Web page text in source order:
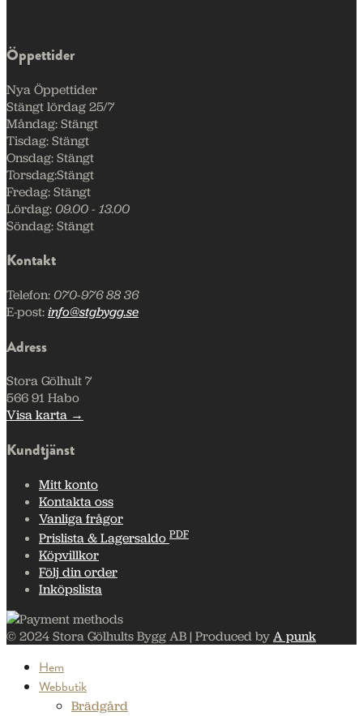
Öppettider
Nya Öppettider
Stängt lördag 25/7
Måndag:Stängt
Tisdag:Stängt
Onsdag:Stängt
Torsdag:Stängt
Fredag:Stängt
Lördag: 09.00 - 13.00
Söndag:Stängt
Kontakt
Telefon: 070-976 88 36
E-post:info@stgbygg.se
Adress
Stora Gölhult 7
566 91 Habo
Visa karta →
Kundtjänst
Mitt konto
Kontakta oss
Vanliga frågor
Prislista & Lagersaldo PDF
Köpvillkor
Följ din order
Inköpslista
© 2024 Stora Gölhults Bygg AB | Produced byA punk
Hem
Webbutik
Brädgård